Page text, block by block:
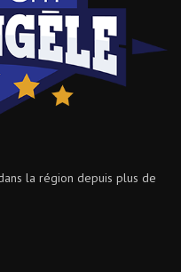
la région depuis plus de